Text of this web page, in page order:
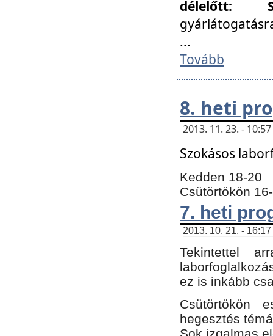
délelőtt:
...
Tovább
8. heti
2013. 11. 23. -
Szokásos
Kedden 18-20
Csütörtökön
7. heti
2013. 10. 21. -
Tekintettel
ez is inkább
Csütörtökön
hegesztés